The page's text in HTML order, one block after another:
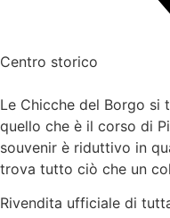
Centro storico
Le Chicche del Borgo si
quello che è il corso di
souvenir è riduttivo in
trova tutto ciò che un
Rivendita ufficiale di